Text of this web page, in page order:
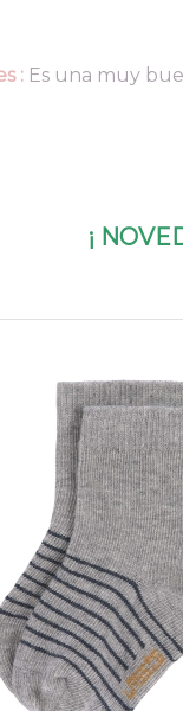
: Es una muy
¡